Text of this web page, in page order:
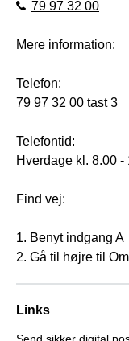
Links
Send sikker digital
79 97 32 00
Mere information:
Telefon:
79 97 32 00 tast 3
Telefontid:
Hverdage kl. 8.00 -
Find vej:
1. Benyt indgang A
2. Gå til højre til